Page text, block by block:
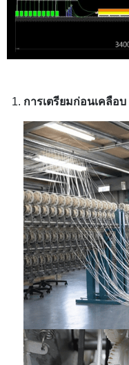
การเตรียมก่อนเคลือบ